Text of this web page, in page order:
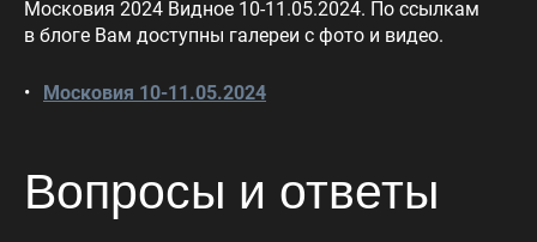
Московия 2024 Видное 10-11.05.2024. По ссылкам
в блоге Вам доступны галереи с фото и видео.
Московия 10-11.05.2024
Вопросы и ответы